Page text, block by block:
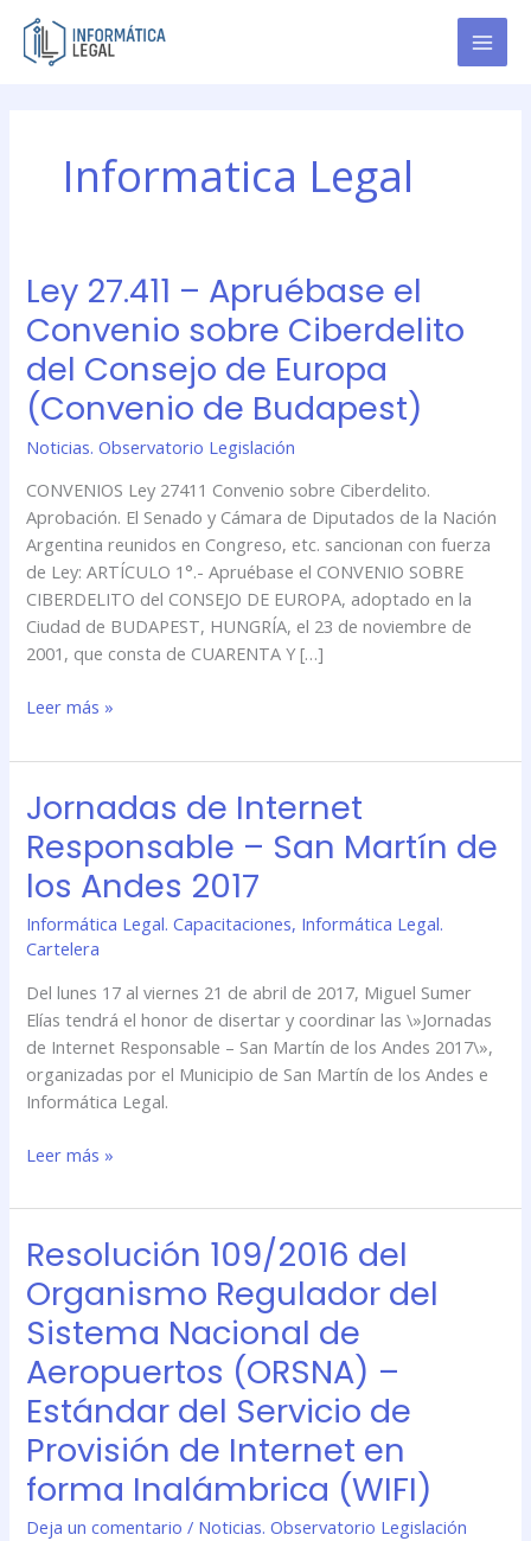
contenido
Informatica Legal
Ley 27.411 – Apruébase el
Convenio sobre Ciberdelito
del Consejo de Europa
(Convenio de Budapest)
Noticias. Observatorio Legislación
CONVENIOS Ley 27411 Convenio sobre Ciberdelito.
Aprobación. El Senado y Cámara de Diputados de la Nación
Argentina reunidos en Congreso, etc. sancionan con fuerza
de Ley: ARTÍCULO 1°.- Apruébase el CONVENIO SOBRE
CIBERDELITO del CONSEJO DE EUROPA, adoptado en la
Ciudad de BUDAPEST, HUNGRÍA, el 23 de noviembre de
2001, que consta de CUARENTA Y […]
Ley
27.411
–
Apruébase
el
Convenio
sobre
del
Consejo
de
Europa
(Convenio
de
Budapest)
Leer más »
Jornadas de Internet
Responsable – San Martín de
los Andes 2017
Informática Legal. Capacitaciones, Informática Legal.
Cartelera
Del lunes 17 al viernes 21 de abril de 2017, Miguel Sumer
Elías tendrá el honor de disertar y coordinar las \»Jornadas
de Internet Responsable – San Martín de los Andes 2017\»,
organizadas por el Municipio de San Martín de los Andes e
Informática Legal.
Jornadas
de
Internet
Responsable
San
Martín
de
los
Andes
2017
Leer más »
Resolución 109/2016 del
Organismo Regulador del
Sistema Nacional de
Aeropuertos (ORSNA) –
Estándar del Servicio de
Provisión de Internet en
forma Inalámbrica (WIFI)
Deja un comentario / Noticias. Observatorio Legislación
Resolución
del
Organismo
Regulador
del
Sistema
Nacional
de
Aeropuertos
(ORSNA)